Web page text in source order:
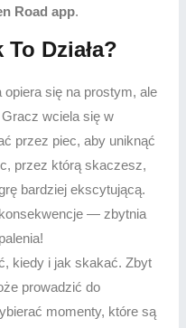
Road app.
Działa?
opiera się na prostym, ale
wciela się w
przez piec, aby uniknąć
przez którą skaczesz,
bardziej ekscytującą.
— zbytnia
kiedy i jak skakać. Zbyt
prowadzić do
momenty, które są